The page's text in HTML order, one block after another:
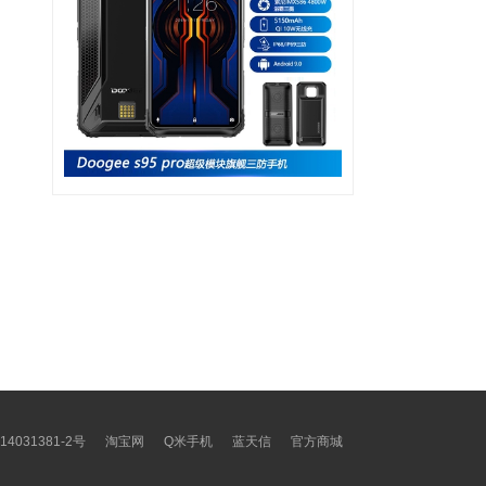
官方商城
蓝天信
Q米手机
淘宝网
2号